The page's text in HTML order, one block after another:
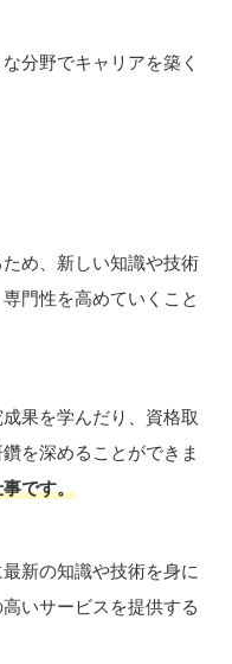
分野でキャリアを築く
め、新しい知識や技術
門性を高めていくこと
果を学んだり、資格取
を深めることができま
です。
新の知識や技術を身に
いサービスを提供する